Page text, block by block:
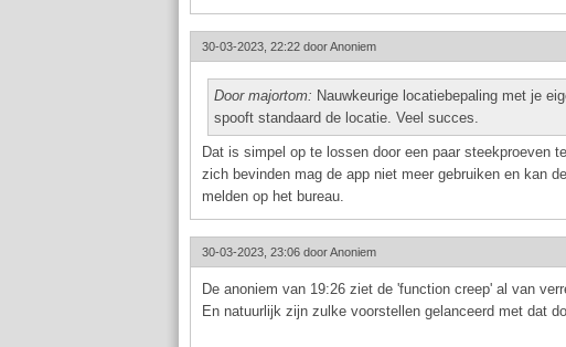
30-03-2023, 22:22 doorAnoniem
Door majortom: Nauwkeurige locatiebepaling met je
spooft standaard de locatie. Veel succes.
Dat is simpel op te lossen door een paar steekproeven
zich bevinden mag de app niet meer gebruiken en kan
melden op het bureau.
30-03-2023, 23:06 doorAnoniem
De anoniem van 19:26 ziet de 'function creep' al van
En natuurlijk zijn zulke voorstellen gelanceerd met dat